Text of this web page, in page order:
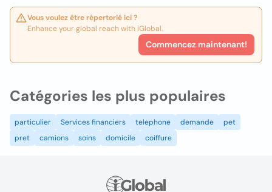
Vous voulez être répertorié ici ?
Enhance your global reach with iGlobal.
Commencez maintenant!
Catégories les plus populaires
particulier Services financiers telephone demande
pet
pret
camions soins domicile coiffure